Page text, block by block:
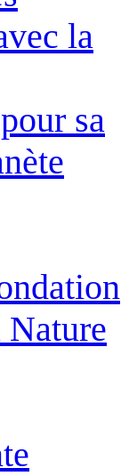
la
sa
Nature